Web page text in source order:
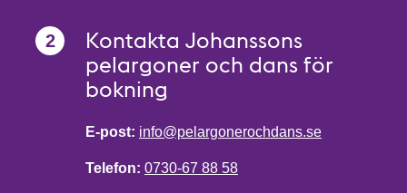
Kontakta Johanssons
pelargoner och dans för
bokning
E-post: info@pelargonerochdans.se
Telefon: 0730-67 88 58